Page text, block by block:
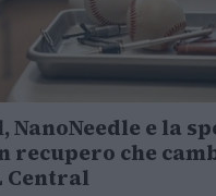
NanoNeedle e la
recupero che
Central